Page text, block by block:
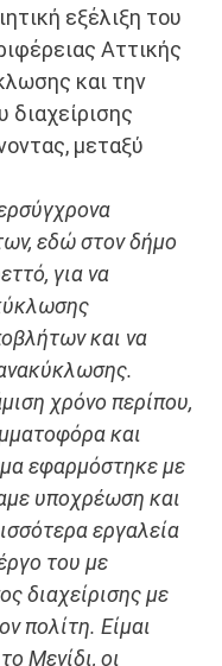
εξέλιξη του
Αττικής
και την
διαχείρισης
μεταξύ
εδώ στον δήμο
για να
και να
χρόνο περίπου,
και
εφαρμόστηκε με
υποχρέωση και
εργαλεία
του με
διαχείρισης με
πολίτη. Είμαι
Μενίδι, οι